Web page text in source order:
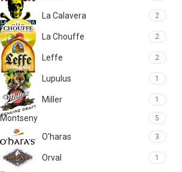
La Calavera 2
La Chouffe 2
Leffe 2
Lupulus 1
Miller 1
Montseny 5
O'haras 3
Orval 1